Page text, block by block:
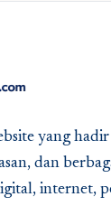
yang
dan
internet,